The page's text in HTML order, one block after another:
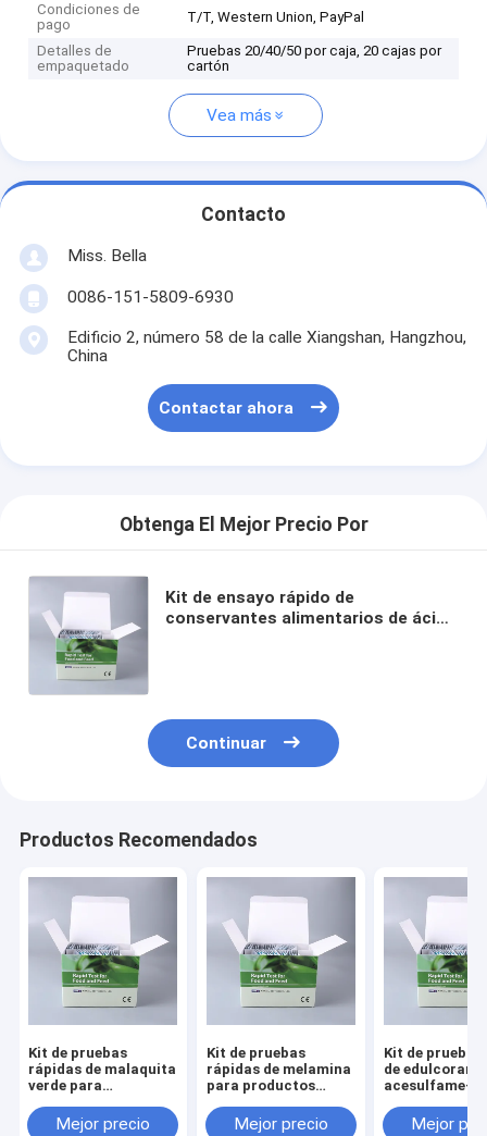
Condiciones de
pago
T/T, Western Union, PayPal
Detalles de
empaquetado
Pruebas 20/40/50 por caja, 20 cajas por
cartón
Vea más
Contacto
Miss. Bella
0086-151-5809-6930
Edificio 2, número 58 de la calle Xiangshan, Hangzhou,
China
Contactar ahora
Obtenga El Mejor Precio Por
Kit de ensayo rápido de
conservantes alimentarios de ácido
Continuar
Productos Recomendados
Kit de pruebas
rápidas de malaquita
verde para
acuáticos,
Mejor precio
Kit de pruebas
rápidas de melamina
para productos
polvo, fórmula para
Mejor precio
Kit de prueba
de
acesulfame-K
bebidas,
Mejor